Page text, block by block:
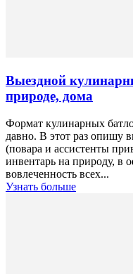
Выездной
природе, дома
Формат кулинарных
давно. В этот раз опишу
(повара и ассистенты
инвентарь на природу, в
вовлеченность всех...
Узнать больше